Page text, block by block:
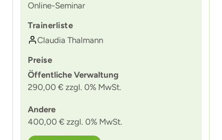
Online-Seminar
Trainerliste
Claudia Thalmann
Preise
Öffentliche Verwaltung
290,00 € zzgl. 0% MwSt.
Andere
400,00 € zzgl. 0% MwSt.